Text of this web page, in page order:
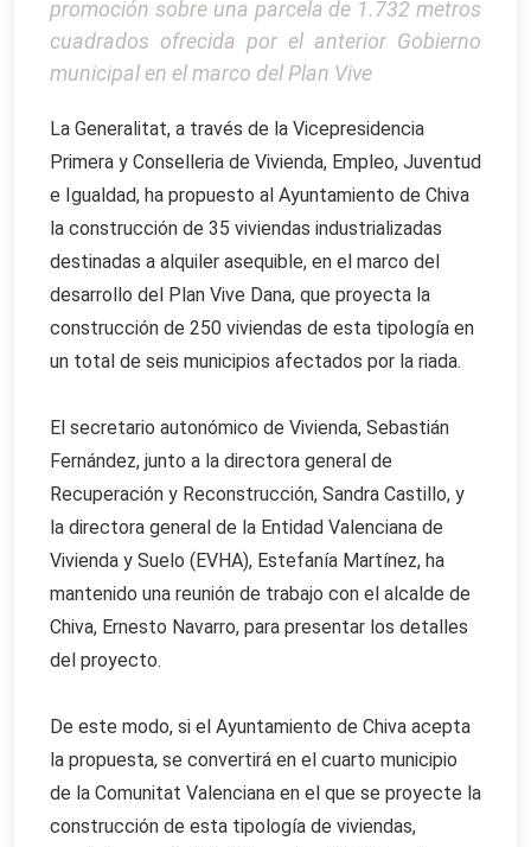
promoción sobre una parcela de 1.732 metros
cuadrados ofrecida por el anterior Gobierno
municipal en el marco del Plan Vive
La Generalitat, a través de la Vicepresidencia
Primera y Conselleria de Vivienda, Empleo, Juventud
e Igualdad, ha propuesto al Ayuntamiento de Chiva
la construcción de 35 viviendas industrializadas
destinadas a alquiler asequible, en el marco del
desarrollo del Plan Vive Dana, que proyecta la
construcción de 250 viviendas de esta tipología en
un total de seis municipios afectados por la riada.
El secretario autonómico de Vivienda, Sebastián
Fernández, junto a la directora general de
Recuperación y Reconstrucción, Sandra Castillo, y
la directora general de la Entidad Valenciana de
Vivienda y Suelo (EVHA), Estefanía Martínez, ha
mantenido una reunión de trabajo con el alcalde de
Chiva, Ernesto Navarro, para presentar los detalles
del proyecto.
De este modo, si el Ayuntamiento de Chiva acepta
la propuesta, se convertirá en el cuarto municipio
de la Comunitat Valenciana en el que se proyecte la
construcción de esta tipología de viviendas,